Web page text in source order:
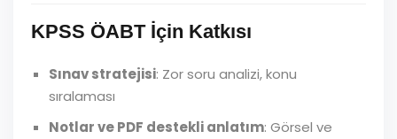
KPSS ÖABT İçin Katkısı
Sınav stratejisi: Zor soru analizi, konu
sıralaması
Notlar ve PDF destekli anlatım: Görsel ve